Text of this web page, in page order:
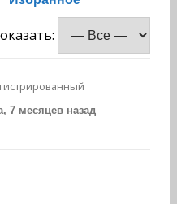
7 месяцев назад